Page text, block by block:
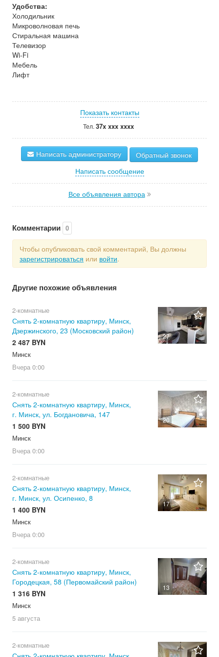
Удобства:
Холодильник
Микроволновая печь
Стиральная машина
Телевизор
Wi-Fi
Мебель
Лифт
Показать контакты
Тел. 37x xxx xxxx
Написать администратору
Обратный звонок
Написать сообщение
Все объявления автора
Комментарии 0
Чтобы опубликовать свой комментарий, Вы должны
зарегистрироваться или войти.
Другие похожие объявления
27
2-комнатные
Снять 2-комнатную квартиру, Минск,
Дзержинского, 23 (Московский район)
2 487 BYN
Минск
Вчера 0:00
20
2-комнатные
Снять 2-комнатную квартиру, Минск,
г. Минск, ул. Богдановича, 147
1 500 BYN
Минск
Вчера 0:00
17
2-комнатные
Снять 2-комнатную квартиру, Минск,
г. Минск, ул. Осипенко, 8
1 400 BYN
Минск
Вчера 0:00
13
2-комнатные
Снять 2-комнатную квартиру, Минск,
Городецкая, 58 (Первомайский район)
1 316 BYN
Минск
5 августа
2-комнатные